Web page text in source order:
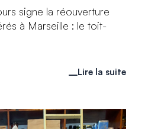
signe la réouverture
à Marseille : le toit-
Lire la suite